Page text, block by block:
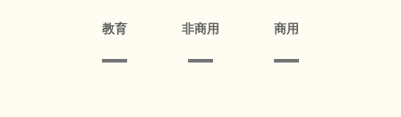
教育 非商用 商用